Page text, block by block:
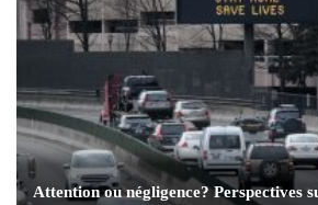
Attention ou négligence? Perspectives